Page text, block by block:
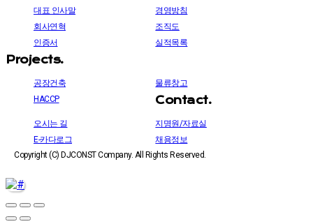
대표 인사말
경영방침
회사연혁
조직도
인증서
실적목록
Projects.
공장건축
물류창고
HACCP
Contact.
오시는 길
지명원/자료실
E-카다로그
채용정보
Copyright (C) DJCONST Company. All Rights Reserved.